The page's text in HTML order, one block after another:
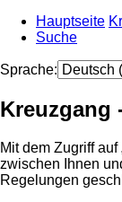
Hauptseite
Suche
Sprache:
Kreuzgang
Mit dem Zugriff auf
zwischen Ihnen
Regelungen